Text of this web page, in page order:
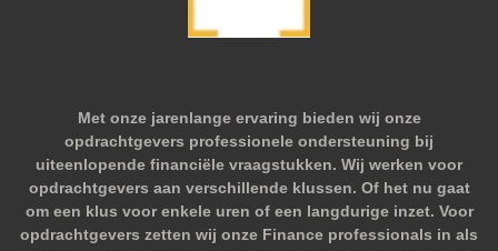
Met onze jarenlange ervaring bieden wij onze
opdrachtgevers professionele ondersteuning bij
uiteenlopende financiële vraagstukken. Wij werken voor
opdrachtgevers aan verschillende klussen. Of het nu gaat
om een klus voor enkele uren of een langdurige inzet. Voor
opdrachtgevers zetten wij onze Finance professionals in als